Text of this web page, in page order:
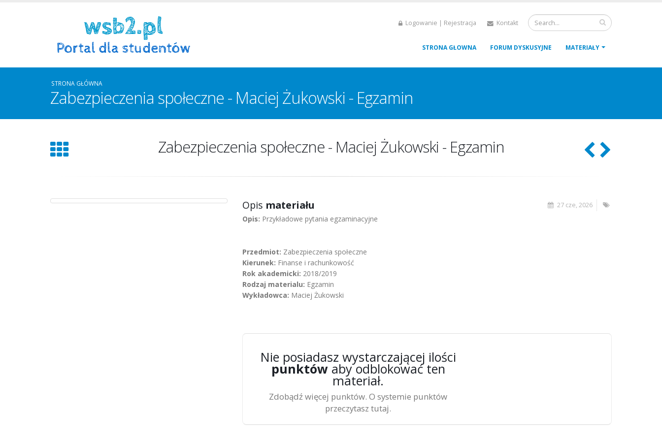
Logowanie | Rejestracja Kontakt
STRONA GŁOWNA FORUM DYSKUSYJNE MATERIAŁY
STRONA GŁÓWNA
Zabezpieczenia społeczne - Maciej Żukowski - Egzamin
Zabezpieczenia społeczne - Maciej Żukowski - Egzamin
27 cze, 2026
Opis materiału
Opis: Przykładowe pytania egzaminacyjne
Przedmiot: Zabezpieczenia społeczne
Kierunek: Finanse i rachunkowość
Rok akademicki: 2018/2019
Rodzaj materialu: Egzamin
Wykładowca: Maciej Żukowski
Nie posiadasz wystarczającej ilości
punktów aby odblokować ten
materiał.
Zdobądź więcej punktów. O systemie punktów
przeczytasz tutaj.